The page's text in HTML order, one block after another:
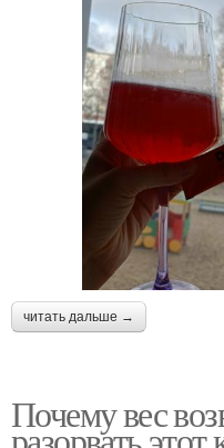
читать дальше →
Почему вес